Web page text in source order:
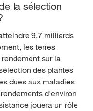
la sélection
9,7 milliards
les terres
sur la
des plantes
dues aux maladies
d'environ
jouera un rôle